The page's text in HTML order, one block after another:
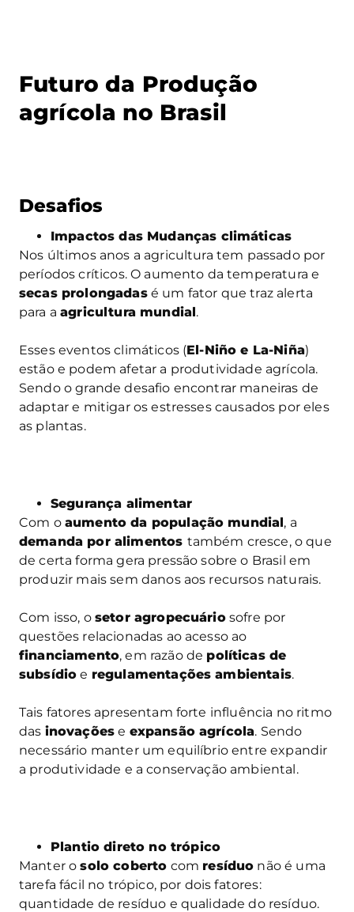
Futuro da Produção
agrícola no Brasil
Desafios
Impactos das Mudanças climáticas
Nos últimos anos a agricultura tem passado por
períodos críticos. O aumento da temperatura e
secas prolongadasé um fator que traz alerta
para aagricultura mundial.
Esses eventos climáticos (El-Niño e La-Niña)
estão e podem afetar a produtividade agrícola.
Sendo o grande desafio encontrar maneiras de
adaptar e mitigar os estresses causados por eles
as plantas.
Segurança alimentar
Com o aumento da população mundial, a
demanda por alimentos também cresce, o que
de certa forma gera pressão sobre o Brasil em
produzir mais sem danos aos recursos naturais.
Com isso, o setor agropecuáriosofre por
questões relacionadas ao acesso ao
financiamento, em razão de políticas de
subsídio e regulamentações ambientais.
Tais fatores apresentam forte influência no ritmo
das inovações e expansão agrícola. Sendo
necessário manter um equilíbrio entre expandir
a produtividade e a conservação ambiental.
Plantio direto no trópico
Manter osolo coberto com resíduo não é uma
tarefa fácil no trópico, por dois fatores:
quantidade de resíduo e qualidade do resíduo.